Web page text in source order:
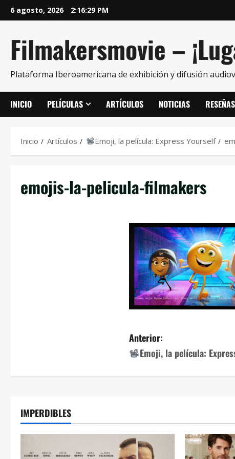
6 agosto, 2026 2:16:29 PM
Filmakersmovie –
Plataforma Iberoamericana de exhibición y difusión
INICIO PELÍCULAS ARTÍCULOS NOTICIAS RESEÑAS
Inicio Artículos Emoji, la película: Express Yourself
emojis-la-pelicula-filmakers
Anterior:
Emoji, la película:
IMPERDIBLES